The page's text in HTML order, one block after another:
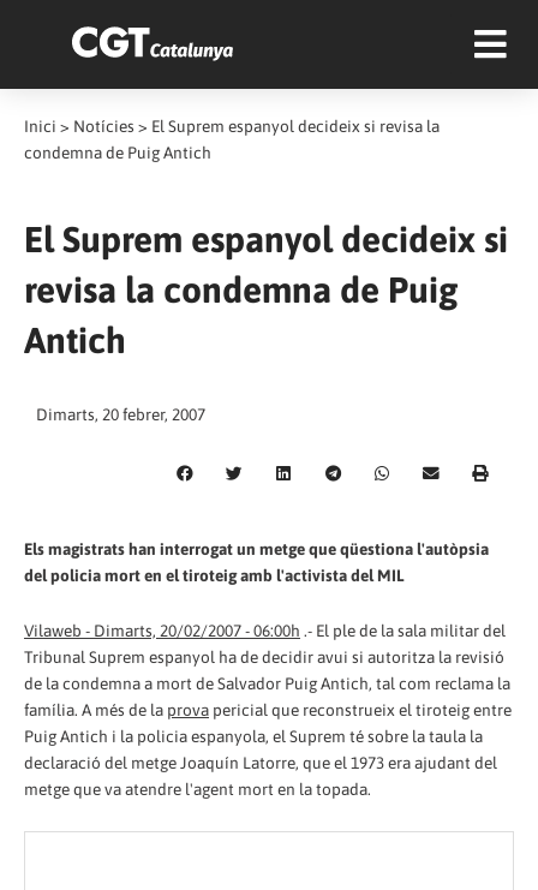
Inici > Notícies > El Suprem espanyol decideix si revisa la
condemna de Puig Antich
El Suprem espanyol decideix si
revisa la condemna de Puig
Antich
Dimarts, 20 febrer, 2007
Els magistrats han interrogat un metge que qüestiona l'autòpsia
del policia mort en el tiroteig amb l'activista del MIL
Vilaweb - Dimarts, 20/02/2007 - 06:00h .- El ple de la sala militar del
Tribunal Suprem espanyol ha de decidir avui si autoritza la revisió
de la condemna a mort de Salvador Puig Antich, tal com reclama la
família. A més de la prova pericial que reconstrueix el tiroteig entre
Puig Antich i la policia espanyola, el Suprem té sobre la taula la
declaració del metge Joaquín Latorre, que el 1973 era ajudant del
metge que va atendre l'agent mort en la topada.